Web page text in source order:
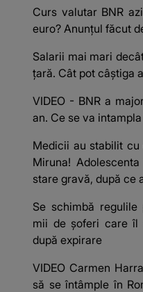
Curs valutar BNR
euro? Anunțul făcut
Salarii mai mari
țară. Cât pot câștiga
VIDEO - BNR a
an. Ce se va
Medicii au stabilit
Miruna!
stare gravă, după ce
Se schimbă
mii de șoferi care
după expirare
VIDEO Carmen
să se întâmple în